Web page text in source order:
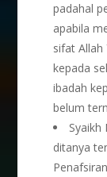
padahal
apabila
sifat Allah
kepada
ibadah
belum
Syaikh
ditanya